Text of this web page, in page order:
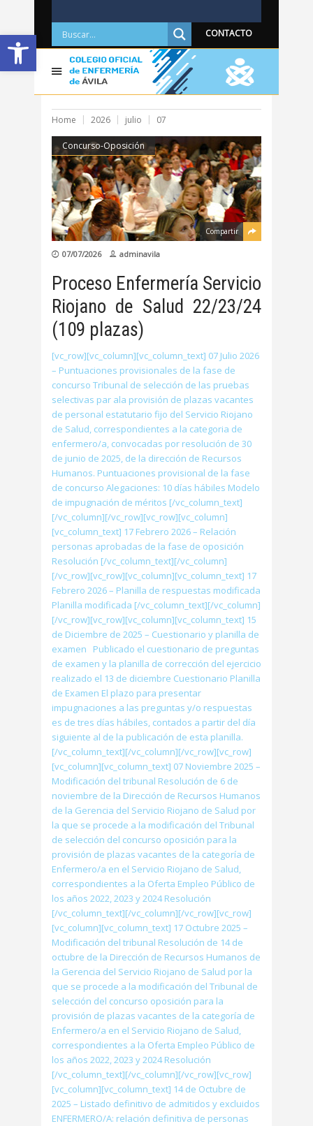
Abrir barra de herramientas CONTACTO
Home 2026 julio 07
Concurso-Oposición
Compartir
07/07/2026 adminavila
Proceso Enfermería Servicio
Riojano de Salud 22/23/24
(109 plazas)
[vc_row][vc_column][vc_column_text] 07 Julio 2026
– Puntuaciones provisionales de la fase de
concurso Tribunal de selección de las pruebas
selectivas par ala provisión de plazas vacantes
de personal estatutario fijo del Servicio Riojano
de Salud, correspondientes a la categoria de
enfermero/a, convocadas por resolución de 30
de junio de 2025, de la dirección de Recursos
Humanos. Puntuaciones provisional de la fase
de concurso Alegaciones: 10 días hábiles Modelo
de impugnación de méritos [/vc_column_text]
[/vc_column][/vc_row][vc_row][vc_column]
[vc_column_text] 17 Febrero 2026 – Relación
personas aprobadas de la fase de oposición
Resolución [/vc_column_text][/vc_column]
[/vc_row][vc_row][vc_column][vc_column_text] 17
Febrero 2026 – Planilla de respuestas modificada
Planilla modificada [/vc_column_text][/vc_column]
[/vc_row][vc_row][vc_column][vc_column_text] 15
de Diciembre de 2025 – Cuestionario y planilla de
examen Publicado el cuestionario de preguntas
de examen y la planilla de corrección del ejercicio
realizado el 13 de diciembre Cuestionario Planilla
de Examen El plazo para presentar
impugnaciones a las preguntas y/o respuestas
es de tres días hábiles, contados a partir del día
siguiente al de la publicación de esta planilla.
[/vc_column_text][/vc_column][/vc_row][vc_row]
[vc_column][vc_column_text] 07 Noviembre 2025 –
Modificación del tribunal Resolución de 6 de
noviembre de la Dirección de Recursos Humanos
de la Gerencia del Servicio Riojano de Salud por
la que se procede a la modificación del Tribunal
de selección del concurso oposición para la
provisión de plazas vacantes de la categoría de
Enfermero/a en el Servicio Riojano de Salud,
correspondientes a la Oferta Empleo Público de
los años 2022, 2023 y 2024 Resolución
[/vc_column_text][/vc_column][/vc_row][vc_row]
[vc_column][vc_column_text] 17 Octubre 2025 –
Modificación del tribunal Resolución de 14 de
octubre de la Dirección de Recursos Humanos de
la Gerencia del Servicio Riojano de Salud por la
que se procede a la modificación del Tribunal de
selección del concurso oposición para la
provisión de plazas vacantes de la categoría de
Enfermero/a en el Servicio Riojano de Salud,
correspondientes a la Oferta Empleo Público de
los años 2022, 2023 y 2024 Resolución
[/vc_column_text][/vc_column][/vc_row][vc_row]
[vc_column][vc_column_text] 14 de Octubre de
2025 – Listado definitivo de admitidos y excluidos
ENFERMERO/A: relación definitiva de personas